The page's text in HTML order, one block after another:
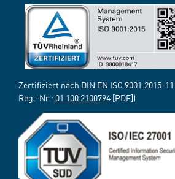
Zertifiziert nach DIN EN ISO 9001:2015-
Reg.-Nr.: 01 100 2100794 [PDF])